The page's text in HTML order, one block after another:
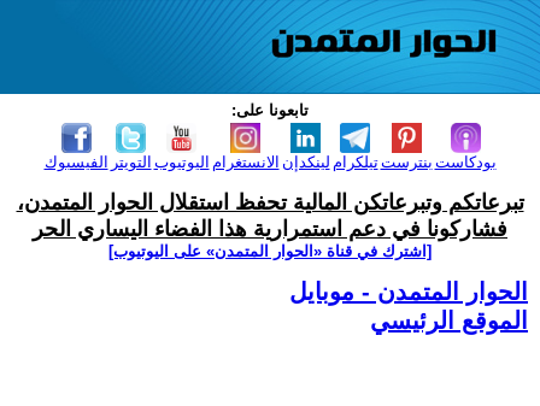
تابعونا على:
الفيسبوك التويتر اليوتيوب الانستغرام لينكدإن تيلكرامبنترست بودكاست
تبرعاتكم وتبرعاتكن المالية تحفظ استقلال الحوار المتمدن،
فشاركونا في دعم استمرارية هذا الفضاء اليساري الحر
[اشترك في قناة ‫«الحوار المتمدن» على اليوتيوب]
الحوار المتمدن - موبايل
الموقع الرئيسي